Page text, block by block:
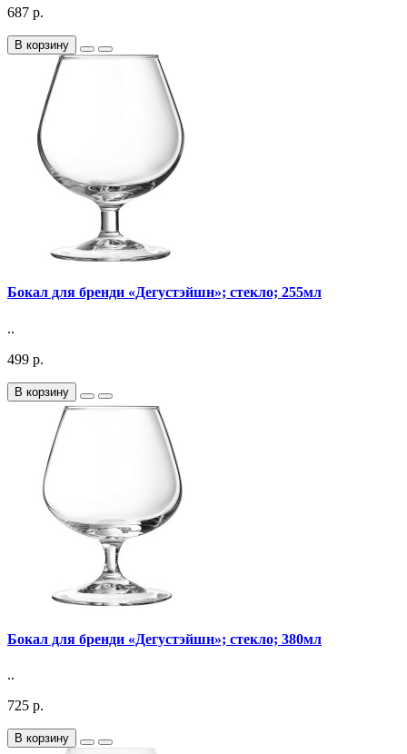
687 р.
В корзину
Бокал для бренди «Дегустэйшн»; стекло; 255мл
..
499 р.
В корзину
Бокал для бренди «Дегустэйшн»; стекло; 380мл
..
725 р.
В корзину